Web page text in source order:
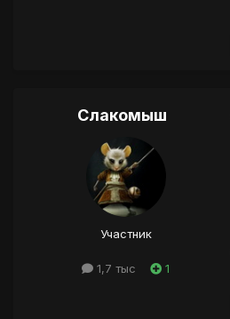
Слакомыш
Участник
1,7 тыс 1